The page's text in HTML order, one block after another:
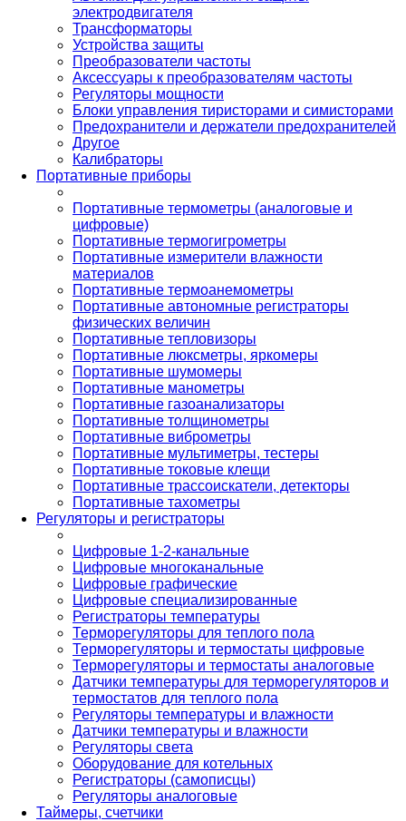
электродвигателя
Трансформаторы
Устройства защиты
Преобразователи частоты
Аксессуары к преобразователям частоты
Регуляторы мощности
Блоки управления тиристорами и симисторами
Предохранители и держатели предохранителей
Другое
Калибраторы
Портативные приборы
Портативные термометры (аналоговые и
цифровые)
Портативные термогигрометры
Портативные измерители влажности
материалов
Портативные термоанемометры
Портативные автономные регистраторы
физических величин
Портативные тепловизоры
Портативные люксметры, яркомеры
Портативные шумомеры
Портативные манометры
Портативные газоанализаторы
Портативные толщинометры
Портативные виброметры
Портативные мультиметры, тестеры
Портативные токовые клещи
Портативные трассоискатели, детекторы
Портативные тахометры
Регуляторы и регистраторы
Цифровые 1-2-канальные
Цифровые многоканальные
Цифровые графические
Цифровые специализированные
Регистраторы температуры
Терморегуляторы для теплого пола
Терморегуляторы и термостаты цифровые
Терморегуляторы и термостаты аналоговые
Датчики температуры для терморегуляторов и
термостатов для теплого пола
Регуляторы температуры и влажности
Датчики температуры и влажности
Регуляторы света
Оборудование для котельных
Регистраторы (самописцы)
Регуляторы аналоговые
Таймеры, счетчики